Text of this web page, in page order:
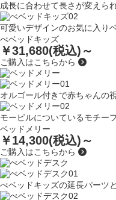
成長に合わせて長さが変えら
可愛いデザインのお気に入り
べベッドキッズ
￥31,680(税込)～
ご購入はこちらから
オルゴール付きで赤ちゃんの
モービルについているモチー
ベッドメリー
￥14,300(税込)～
ご購入はこちらから
べベッドキッズの延長パーツ